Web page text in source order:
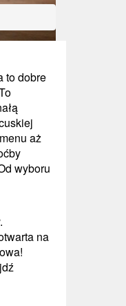
to dobre
aż
wyboru
na